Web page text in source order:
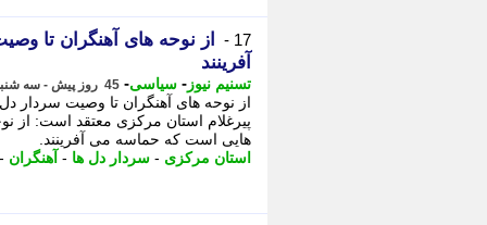
17 -
از نوحه های آهنگران تا
آفرینند
تسنیم نیوز - سیاسی- 45 روز پیش - سه شنبه 2 تیر 1405، 10:25
از نوحه های آهنگران تا وصیت سردار
پیرغلام استان مرکزی معتقد است: از
هایی است که حماسه می آفرینند.
استان مرکزی - سردار دل ها - آهنگران